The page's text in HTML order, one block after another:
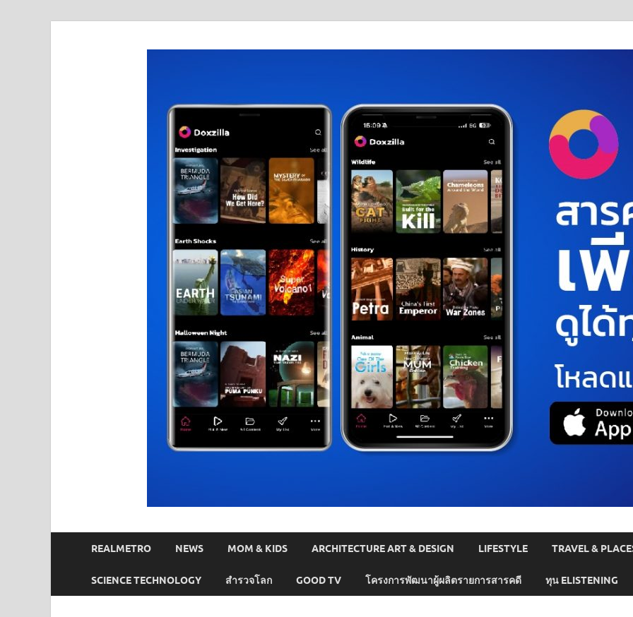
REALMETRO NEWS MOM & KIDS ARCHITECTURE ART & DESIGN LIFESTYLE TRAVEL &
SCIENCE TECHNOLOGY สำรวจโลก GOOD TV โครงการพัฒนาผู้ผลิตรายการสารคดี ทุน ELISTENING